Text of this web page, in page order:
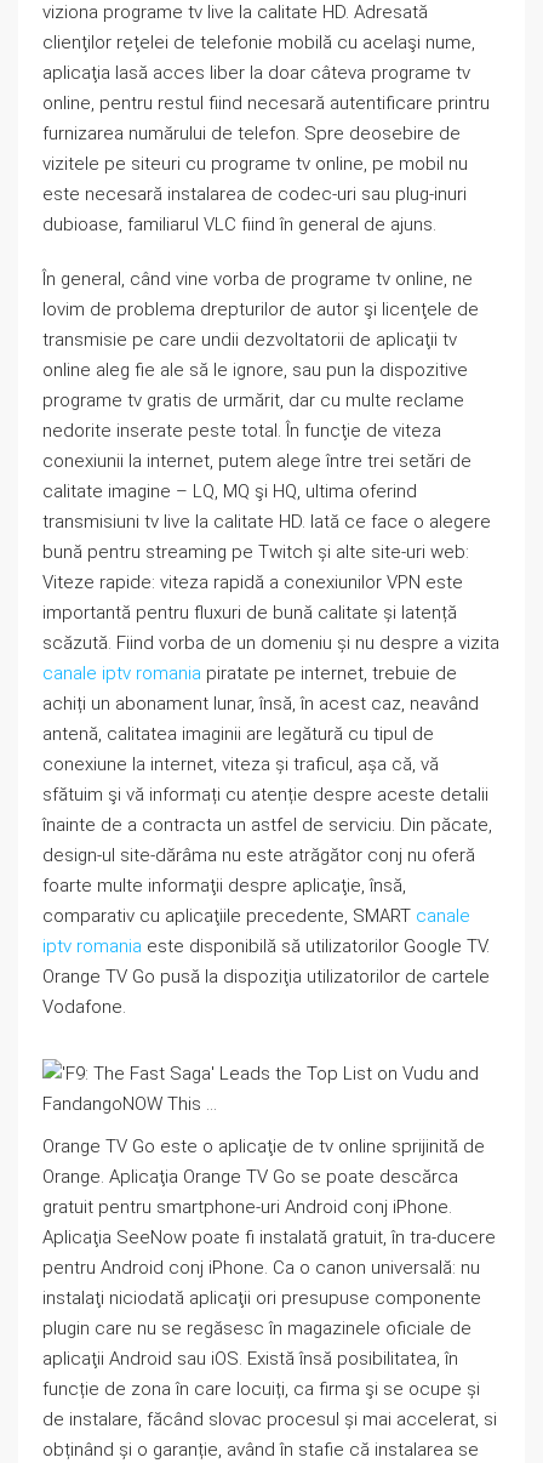
viziona programe tv live la calitate HD. Adresată
clienţilor reţelei de telefonie mobilă cu acelaşi nume,
aplicaţia lasă acces liber la doar câteva programe tv
online, pentru restul fiind necesară autentificare printru
furnizarea numărului de telefon. Spre deosebire de
vizitele pe siteuri cu programe tv online, pe mobil nu
este necesară instalarea de codec-uri sau plug-inuri
dubioase, familiarul VLC fiind în general de ajuns.
În general, când vine vorba de programe tv online, ne
lovim de problema drepturilor de autor şi licenţele de
transmisie pe care undii dezvoltatorii de aplicaţii tv
online aleg fie ale să le ignore, sau pun la dispozitive
programe tv gratis de urmărit, dar cu multe reclame
nedorite inserate peste total. În funcţie de viteza
conexiunii la internet, putem alege între trei setări de
calitate imagine – LQ, MQ şi HQ, ultima oferind
transmisiuni tv live la calitate HD. Iată ce face o alegere
bună pentru streaming pe Twitch și alte site-uri web:
Viteze rapide: viteza rapidă a conexiunilor VPN este
importantă pentru fluxuri de bună calitate și latență
scăzută. Fiind vorba de un domeniu și nu despre a vizita
canale iptv romania piratate pe internet, trebuie de
achiți un abonament lunar, însă, în acest caz, neavând
antenă, calitatea imaginii are legătură cu tipul de
conexiune la internet, viteza și traficul, așa că, vă
sfătuim şi vă informați cu atenție despre aceste detalii
înainte de a contracta un astfel de serviciu. Din păcate,
design-ul site-dărâma nu este atrăgător conj nu oferă
foarte multe informaţii despre aplicaţie, însă,
comparativ cu aplicaţiile precedente, SMART canale
iptv romania este disponibilă să utilizatorilor Google TV.
Orange TV Go pusă la dispoziţia utilizatorilor de cartele
Vodafone.
Orange TV Go este o aplicaţie de tv online sprijinită de
Orange. Aplicaţia Orange TV Go se poate descărca
gratuit pentru smartphone-uri Android conj iPhone.
Aplicaţia SeeNow poate fi instalată gratuit, în tra-ducere
pentru Android conj iPhone. Ca o canon universală: nu
instalaţi niciodată aplicaţii ori presupuse componente
plugin care nu se regăsesc în magazinele oficiale de
aplicaţii Android sau iOS. Există însă posibilitatea, în
funcție de zona în care locuiți, ca firma şi se ocupe și
de instalare, făcând slovac procesul și mai accelerat, si
obținând și o garanție, având în stafie că instalarea se